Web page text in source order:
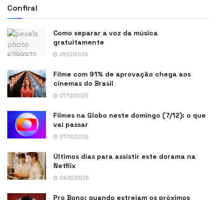
Confira!
Como separar a voz da música
gratuitamente
29/12/2025
Filme com 91% de aprovação chega aos
cinemas do Brasil
07/12/2025
Filmes na Globo neste domingo (7/12): o que
vai passar
07/12/2025
Últimos dias para assistir este dorama na
Netflix
06/12/2025
Pro Bono: quando estreiam os próximos